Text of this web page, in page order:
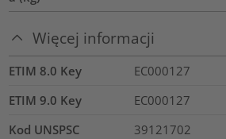
Więcej informacji
ETIM 8.0 Key
EC000127
ETIM 9.0 Key
EC000127
Kod UNSPSC
39121702